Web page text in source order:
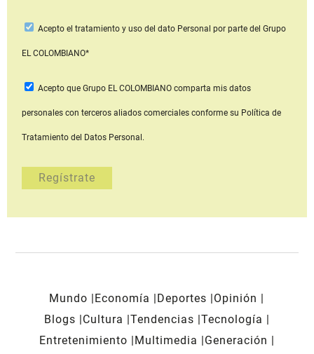
Acepto el tratamiento y uso del dato Personal por parte del Grupo
EL COLOMBIANO*
Acepto que Grupo EL COLOMBIANOcomparta mis datos
personales con terceros aliados comerciales conforme su Política de
Tratamiento del Datos Personal.
Mundo Economía Deportes
Opinión
Blogs
Cultura Tendencias Tecnología
Entretenimiento
Multimedia
Generación